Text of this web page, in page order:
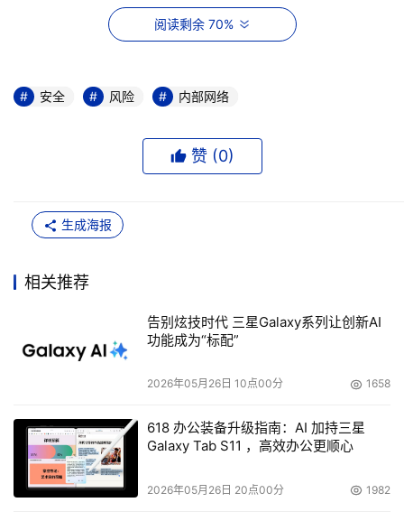
表。包括通常被忽视的所有计算机账户。由此，要确保用户
访问能够被检查，并确保其拥有恰当的许可。一个好方法是
到明确授权。
要保证所有的管理员账户能够根据策略更新。在特定设
户和口令资源的用户来说，其信息是很丰富的。有一些安全
期限也是很重要的，禁用某些明显的临时账户也是很聪明的
4.对口令的受控访问
对权力有所提升的账户和管理员的口令存取要加以管
到控制。离线的记录或开放性的访问，如包含口令的电子邮
件，就不应当存在。即使一个加密的口令文件也是不足取
的。在最糟的情形中，口令文件的口令并没有得到控制。
阅读剩余 70%
安全 风险 内部网络
赞 (0)
生成海报
相关推荐
告别炫技时代 三星Galaxy系列让创新AI
功能成为“标配”
2026年05月26日 10点00分 1658
618 办公装备升级指南：AI 加持三星
Galaxy Tab S11 ，高效办公更顺心
2026年05月26日 20点00分 1982